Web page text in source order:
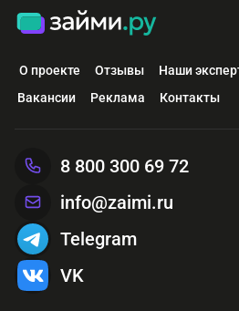
О проекте Отзывы Наши
Вакансии
Реклама Контакты
8 800 300 69 72
info@zaimi.ru
Telegram
VK